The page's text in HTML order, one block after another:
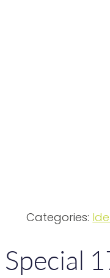
Categories:
Special